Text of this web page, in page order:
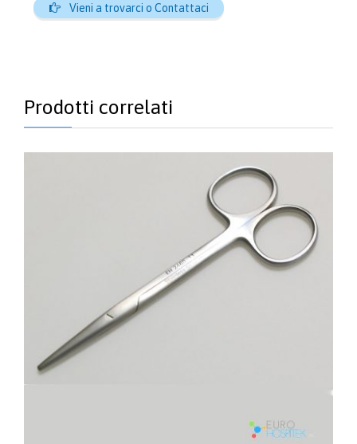
 Vieni a trovarci o Contattaci
Prodotti correlati